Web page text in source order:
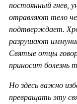
постоянный гнев,
отравляют тело
подтверждает.
разрушают
Святые отцы
приносит болезнь
Но здесь важно
превращать эту